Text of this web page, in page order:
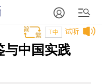
试听
T中
与中国实践